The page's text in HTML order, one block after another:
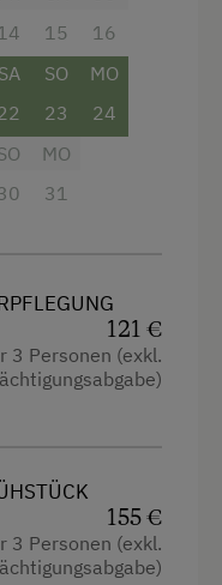
15
16
SA
SO
23
MO
24
MO
31
121 €
3 Personen (exkl.
155 €
3 Personen (exkl.